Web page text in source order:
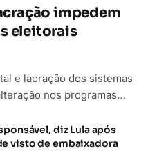
impedem
eleitorais
e lacração dos sistemas
nos programas…
diz Lula após
visto de embaixadora